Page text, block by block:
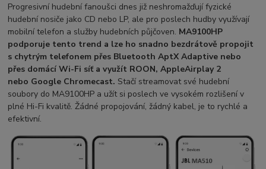
Progresivní hudební fanoušci dnes již neshromažďují fyzické
hudební nosiče jako CD nebo LP, ale pro poslech hudby využívají
mobilní telefon a služby hudebních půjčoven. MA9100HP
podporuje tento trend a lze ho snadno bezdrátově propojit
s chytrým telefonem přes Bluetooth AptX Adaptive nebo
přes domácí Wi-Fi síť a využít ROON, AppleAirplay 2
nebo Google Chromecast. Stačí streamovat své hudební
soubory do MA9100HP a užít si poslech ve vysokém rozlišení v
plné Hi-Fi kvalitě. Žádné propojování, žádný kabel, je to rychlé a
efektivní.